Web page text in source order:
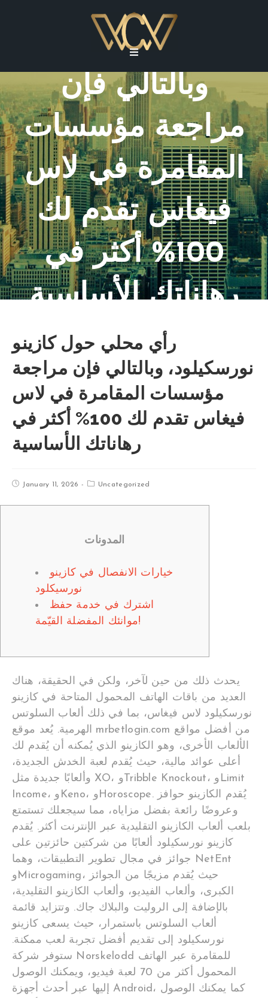
كازينو نورسكيلود،
وبالتالي فإن
مراجعة مؤسسات
المقامرة في لاس
فيغاس تقدم لك
100% أكثر في
رهاناتك الأساسية
رأي محلي حول كازينو
نورسكيلود، وبالتالي فإن مراجعة
مؤسسات المقامرة في لاس
فيغاس تقدم لك 100% أكثر في
رهاناتك الأساسية
January 11, 2026 Uncategorized
المدونات
خيارات الانفصال في كازينو
نورسيكلود
اشترك في خدمة حفظ
موانئك المفضلة القيّمة!
يحدث ذلك من حين لآخر، ولكن في الحقيقة، هناك
العديد من باقات الهاتف المحمول المتاحة في كازينو
نورسكيلود لاس فيغاس، بما في ذلك ألعاب السلوتس
الهرمية. يُعد موقع mrbetlogin.com من أفضل مواقع
الألعاب الأخرى، وهو الكازينو الذي يُمكنه أن يُقدم لك
أعلى عوائد مالية، حيث يُقدم لعبة الخدش الجديدة،
وألعابًا جديدة مثل XO، وTribble Knockout، وLimit
Income، وKeno، وHoroscope. يُقدم الكازينو حوافز
وعروضًا رائعة بفضل مزاياه، مما سيجعلك تستمتع
بلعب ألعاب الكازينو التقليدية عبر الإنترنت أكثر. يُقدم
كازينو نورسكيلود ألعابًا من شركتين حائزتين على
جوائز في مجال تطوير التطبيقات، وهما NetEnt
وMicrogaming، حيث يُقدم مزيجًا من الجوائز
الكبرى، وألعاب الفيديو، وألعاب الكازينو التقليدية،
بالإضافة إلى الروليت والبلاك جاك. وتتزايد قائمة
ألعاب السلوتس باستمرار، حيث يسعى كازينو
نورسكيلود إلى تقديم أفضل تجربة لعب ممكنة.
ستوفر شركة Norskelodd للمقامرة عبر الهاتف
المحمول أكثر من 70 لعبة فيديو، ويمكنك الوصول
إليها عبر أحدث أجهزة Android، كما يمكنك الوصول